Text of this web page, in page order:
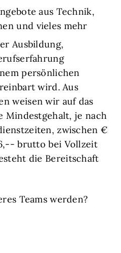
aus Technik,
und vieles mehr
Ausbildung,
persönlichen
wird. Aus
weisen wir auf das
je nach
zwischen €
brutto bei Vollzeit
die Bereitschaft
Teams werden?